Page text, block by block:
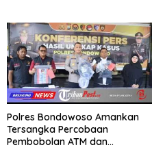
Polres Bondowoso Amankan
Tersangka Percobaan
Pembobolan ATM dan